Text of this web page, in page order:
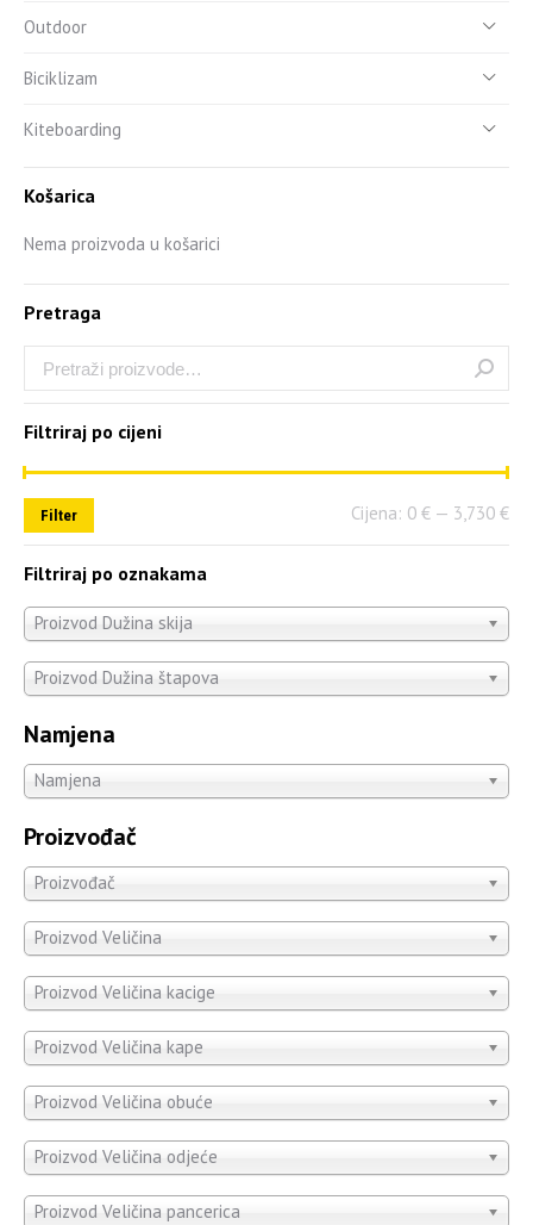
Outdoor
Biciklizam
Kiteboarding
Košarica
Nema proizvoda u košarici
Pretraga
Filtriraj po cijeni
Filter Cijena: 0 € — 3,730 €
Filtriraj po oznakama
Proizvod Dužina skija
Proizvod Dužina štapova
Namjena
Namjena
Proizvođač
Proizvođač
Proizvod Veličina
Proizvod Veličina kacige
Proizvod Veličina kape
Proizvod Veličina obuće
Proizvod Veličina odjeće
Proizvod Veličina pancerica